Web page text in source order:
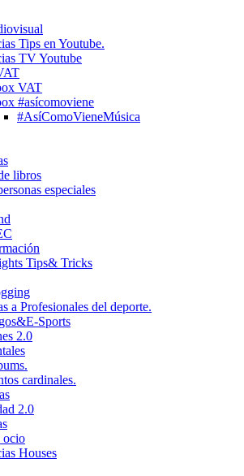
Tips en Youtube.
TV Youtube
VAT
#asícomoviene
#AsíComoVieneMúsica
libros
especiales
Tips& Tricks
a Profesionales del deporte.
Sports
2.0
cardinales.
2.0
ocio
Houses